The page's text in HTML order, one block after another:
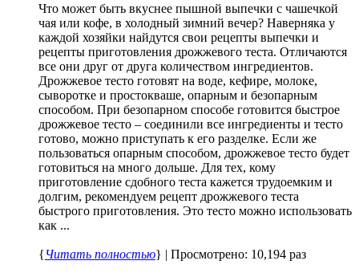
Что может быть вкуснее пышной выпечки с чашечкой
чая или кофе, в холодный зимний вечер? Наверняка у
каждой хозяйки найдутся свои рецепты выпечки и
рецепты приготовления дрожжевого теста. Отличаются
все они друг от друга количеством ингредиентов.
Дрожжевое тесто готовят на воде, кефире, молоке,
сыворотке и простокваше, опарным и безопарным
способом. При безопарном способе готовится быстрое
дрожжевое тесто – соединили все ингредиенты и тесто
готово, можно приступать к его разделке. Если же
пользоваться опарным способом, дрожжевое тесто будет
готовиться на много дольше. Для тех, кому
приготовление сдобного теста кажется трудоемким и
долгим, рекомендуем рецепт дрожжевого теста
быстрого приготовления. Это тесто можно использовать
как ...
{Читать полностью} | Просмотрено: 10,194 раз